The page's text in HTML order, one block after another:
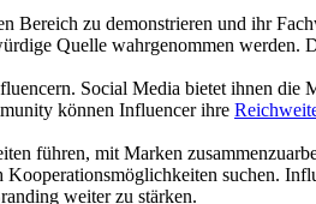
Bereich zu demonstrieren und ihr
Quelle wahrgenommen werden.
Social Media bietet ihnen die
können Influencer ihre
führen, mit Marken
suchen.
weiter zu stärken.